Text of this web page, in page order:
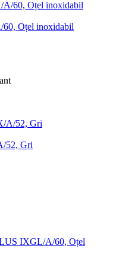
Oțel inoxidabil
52, Gri